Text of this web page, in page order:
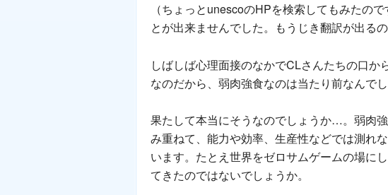
（ちょっとunescoのHPを検索してもみたの
とが出来ませんでした。もうじき翻訳が出る
しばしば心理面接のなかでCLさんたちの口
なのだから、弱肉強食なのは当たり前なんで
果たして本当にそうなのでしょうか…。弱肉
み重ねて、能力や効率、生産性などでは測れ
います。たとえ世界をゼロサムゲームの場に
てきたのではないでしょうか。